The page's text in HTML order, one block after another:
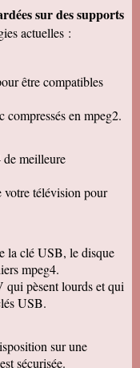
résultat.
et la
fonctionne.
et
NOS FILMS
POUR
mon
à votre
la qualité
sur des supports
actuelles :
être compatibles
en mpeg2.
meilleure
votre télévision pour
la clé USB, le disque
mpeg4.
qui pèsent lourds et qui
USB.
sur une
sécurisée.